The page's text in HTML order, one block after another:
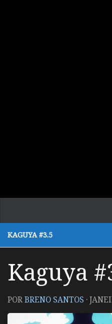
KAGUYA #3.5
Kaguya
PORBRENO SANTOS ·